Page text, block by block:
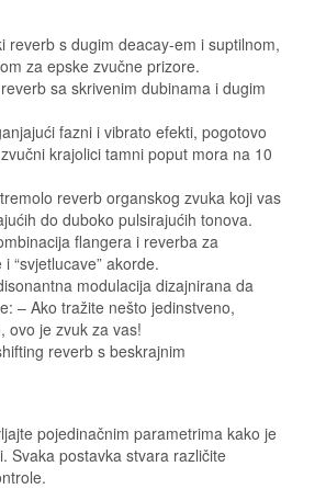
reverb s dugim deacay-em i suptilnom,
za epske zvučne prizore.
sa skrivenim dubinama i dugim
fazni i vibrato efekti, pogotovo
krajolici tamni poput mora na 10
reverb organskog zvuka koji vas
do duboko pulsirajućih tonova.
flangera i reverba za
“svjetlucave” akorde.
modulacija dizajnirana da
– Ako tražite nešto jedinstveno,
ovo je zvuk za vas!
reverb s beskrajnim
pojedinačnim parametrima kako je
Svaka postavka stvara različite